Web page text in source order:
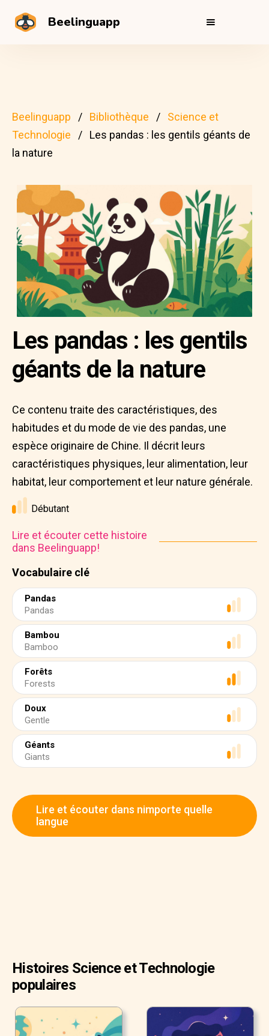
Beelinguapp
Beelinguapp Bibliothèque
Science et
Technologie
Les pandas : les gentils géants de
la nature
Vocabulaire clé
Pandas
Pandas
Bambou
Bamboo
Forêts
Forests
Doux
Gentle
Géants
Giants
Les pandas : les gentils
géants de la nature
Ce contenu traite des caractéristiques, des
habitudes et du mode de vie des pandas, une
espèce originaire de Chine. Il décrit leurs
caractéristiques physiques, leur alimentation, leur
habitat, leur comportement et leur nature générale.
Débutant
Lire et écouter cette histoire
dans Beelinguapp!
Lire et écouter dans nimporte quelle
langue
Histoires Science et Technologie
populaires